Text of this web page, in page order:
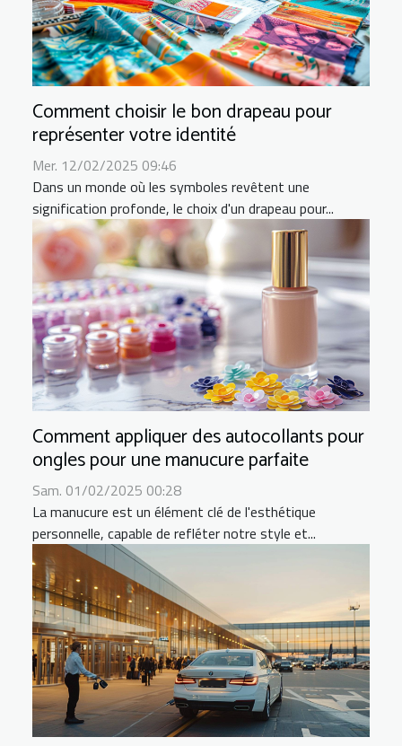
Comment choisir le bon drapeau pour
représenter votre identité
Mer. 12/02/2025 09:46
Dans un monde où les symboles revêtent une
signification profonde, le choix d'un drapeau pour...
Comment appliquer des autocollants pour
ongles pour une manucure parfaite
Sam. 01/02/2025 00:28
La manucure est un élément clé de l'esthétique
personnelle, capable de refléter notre style et...